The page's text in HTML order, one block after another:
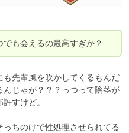
も会えるの最高すぎか？
先輩風を吹かしてくるもんだ
じゃが？？？っつって陰茎が
すけど。
ちのけで性処理させられてる